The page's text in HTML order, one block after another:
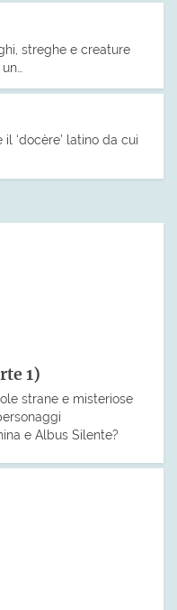
streghe e creature
‘docère’ latino da cui
1)
strane e misteriose
e Albus Silente?